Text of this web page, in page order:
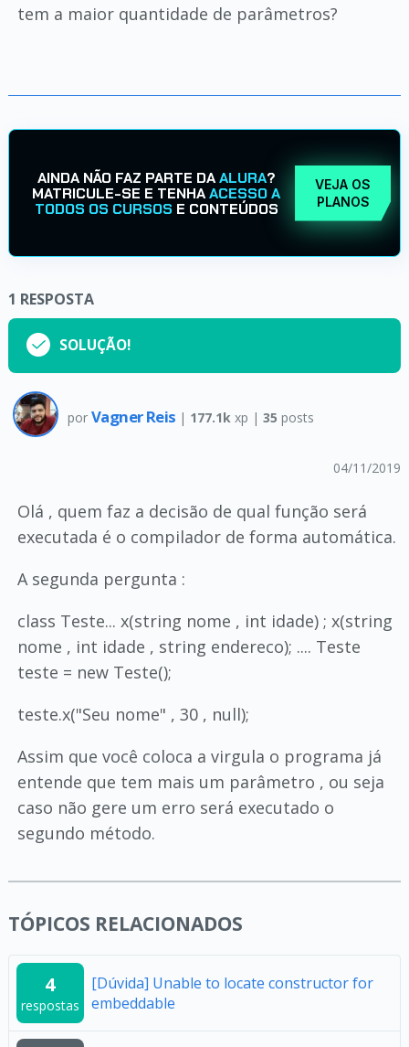
tem a maior quantidade de parâmetros?
AINDA NÃO FAZ PARTE DAALURA?
MATRICULE-SE E TENHAACESSO A
TODOS OS CURSOS E CONTEÚDOS
VEJA OS
PLANOS
1 RESPOSTA
SOLUÇÃO!
por Vagner Reis | 177.1k xp | 35 posts
04/11/2019
Olá , quem faz a decisão de qual função será
executada é o compilador de forma automática.
A segunda pergunta :
class Teste... x(string nome , int idade) ; x(string
nome , int idade , string endereco); .... Teste
teste = new Teste();
teste.x("Seu nome" , 30 , null);
Assim que você coloca a virgula o programa já
entende que tem mais um parâmetro , ou seja
caso não gere um erro será executado o
segundo método.
TÓPICOS RELACIONADOS
4
respostas
[Dúvida] Unable to locate constructor for
embeddable